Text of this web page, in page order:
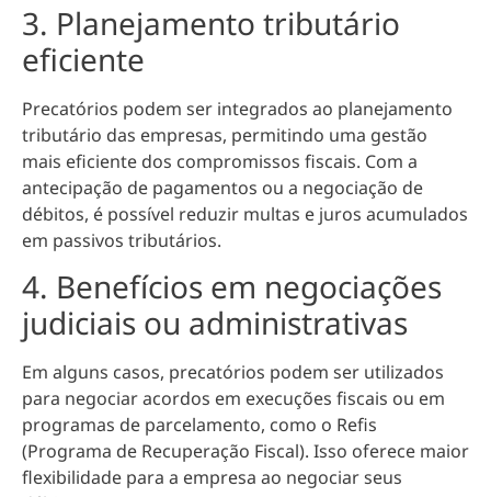
3. Planejamento tributário
eficiente
Precatórios podem ser integrados ao planejamento
tributário das empresas, permitindo uma gestão
mais eficiente dos compromissos fiscais. Com a
antecipação de pagamentos ou a negociação de
débitos, é possível reduzir multas e juros acumulados
em passivos tributários.
4. Benefícios em negociações
judiciais ou administrativas
Em alguns casos, precatórios podem ser utilizados
para negociar acordos em execuções fiscais ou em
programas de parcelamento, como o Refis
(Programa de Recuperação Fiscal). Isso oferece maior
flexibilidade para a empresa ao negociar seus